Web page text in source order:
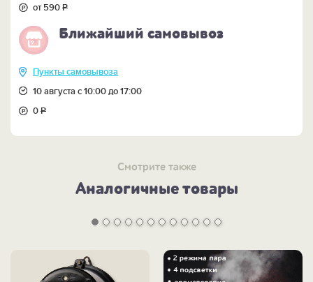
от 590Р
Ближайший самовывоз
Пункты самовывоза
10 августа с 10:00 до 17:00
0Р
Смотрите также
Аналогичные товары